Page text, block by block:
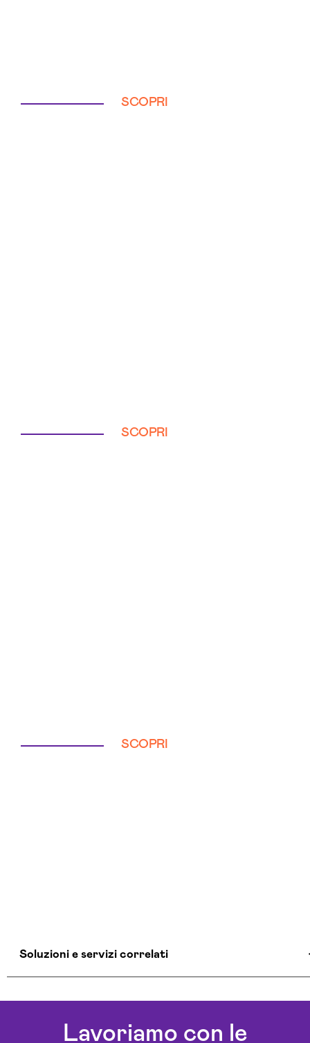
SCOPRI
SCOPRI
SCOPRI
Soluzioni e servizi correlati
Aziende Intelligenza Artificiale Alessandria
Consulenza Chatbot Ai Alessandria
Lavoriamo con le